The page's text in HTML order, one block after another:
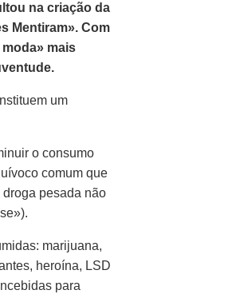
na criação da
Mentiram». Com
mais
um
o consumo
comum que
pesada não
marijuana,
heroína, LSD
para